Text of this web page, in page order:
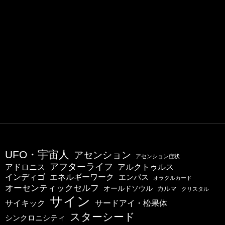
UFO・宇宙人 アセンション アセンション症状
アドロニス アフターライフ
アルクトゥルス
インディゴ エネルギーワーク エンパス オラクルカード
オーセンティックセルフ オールドソウル カルマ クリスタル
サイキック サイン サードアイ・松果体
シンクロニシティ スターシード